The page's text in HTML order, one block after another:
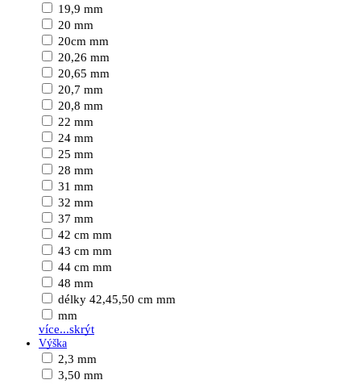
19,9 mm
20 mm
20cm mm
20,26 mm
20,65 mm
20,7 mm
20,8 mm
22 mm
24 mm
25 mm
28 mm
31 mm
32 mm
37 mm
42 cm mm
43 cm mm
44 cm mm
48 mm
délky 42,45,50 cm mm
mm
více...skrýt
Výška
2,3 mm
3,50 mm